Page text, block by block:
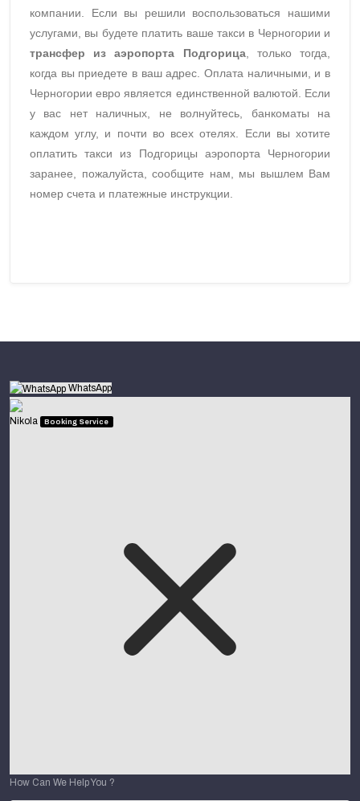
компании. Если вы решили воспользоваться нашими
услугами, вы будете платить ваше такси в Черногории и
трансфер из
аэропорта Подгорица, только тогда,
когда вы приедете в ваш адрес. Оплата наличными, и в
Черногории евро является единственной валютой. Если
у вас нет наличных, не волнуйтесь, банкоматы на
каждом углу, и почти во всех отелях. Если вы хотите
оплатить такси из Подгорицы аэропорта Черногории
заранее, пожалуйста, сообщите нам, мы вышлем Вам
номер счета и платежные инструкции.
WhatsApp
Nikola Booking Service
How Can We Help You ?